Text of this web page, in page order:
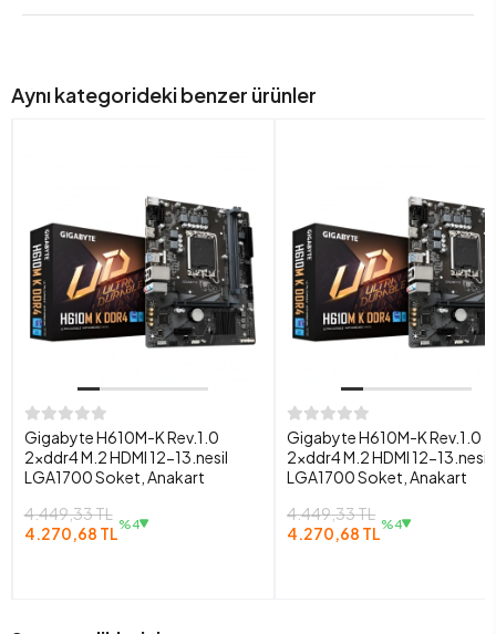
Aynı kategorideki benzer ürünler
Gigabyte H610M-K Rev.1.0
2xddr4 M.2 HDMI 12-13.nesil
LGA1700 Soket, Anakart
4.449,33 TL
4.270,68 TL%4
Gigabyte H610M-K Rev.1.0
2xddr4 M.2 HDMI 12-13.nesil
LGA1700 Soket, Anakart
4.449,33 TL
4.270,68 TL%4